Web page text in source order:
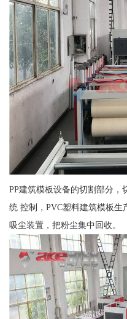
PP建筑模板设备的切割部分，
统 控制，PVC塑料建筑模板
吸尘装置，把粉尘集中回收。